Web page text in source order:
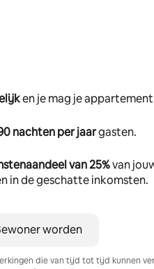
en je mag je
nachten per jaargasten.
van 25%van
in de geschatte inkomsten.
worden
die van tijd tot tijd kunnen